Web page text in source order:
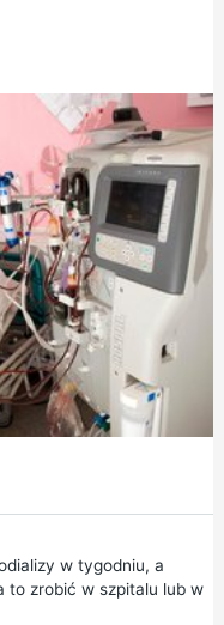
w tygodniu, a
to zrobić w szpitalu lub w